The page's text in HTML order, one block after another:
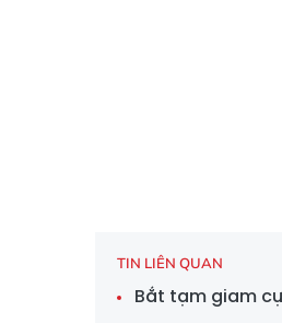
TIN LIÊN QUAN
Bắt tạm giam